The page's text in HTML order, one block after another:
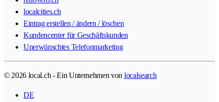
localcities.ch
Eintrag erstellen / ändern / löschen
Kundencenter für Geschäftskunden
Unerwünschtes Telefonmarketing
© 2026 local.ch - Ein Unternehmen von localsearch
DE